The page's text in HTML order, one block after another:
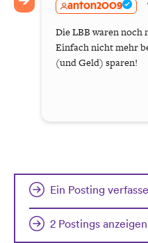
anton2009
Die LBB waren noch
Einfach nicht mehr
(und Geld) sparen!
Ein Posting
2 Postings anzeigen